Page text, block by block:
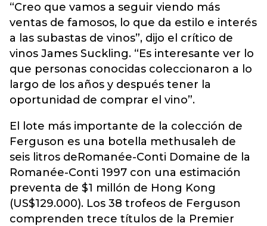
“Creo que vamos a seguir viendo más
ventas de famosos, lo que da estilo e interés
a las subastas de vinos”, dijo el crítico de
vinos James Suckling. “Es interesante ver lo
que personas conocidas coleccionaron a lo
largo de los años y después tener la
oportunidad de comprar el vino”.
El lote más importante de la colección de
Ferguson es una botella methusaleh de
seis litros deRomanée-Conti Domaine de la
Romanée-Conti 1997 con una estimación
preventa de $1 millón de Hong Kong
(US$129.000). Los 38 trofeos de Ferguson
comprenden trece títulos de la Premier